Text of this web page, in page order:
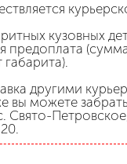
кузовных
предоплата
другими
вы можете
Свято-